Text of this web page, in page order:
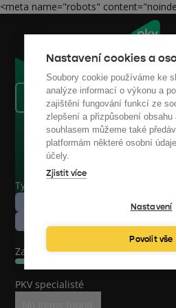
Nastavení cookies a
Soubory cookie používáme ke
analýze informací o výkonu a
zajištění fungování funkcí ze
zlepšení a přizpůsobení obsahu
souhlasem můžeme také
platformám některé osobní
účely.
Zjistit více
Nastavení
Povolit vše
<meta name="robots"
Zpět na reference
Typ zakázky
Energetický štítek a PENB
Začátek spolupráce
PKV specialisté